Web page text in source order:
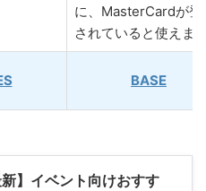
に、MasterCardが登
されていると使えま
BASE
】イベント向けおすす